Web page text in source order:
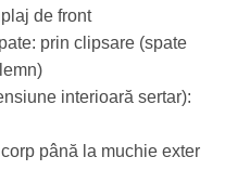
de front
prin clipsare (spate
interioară sertar):
până la muchie exter